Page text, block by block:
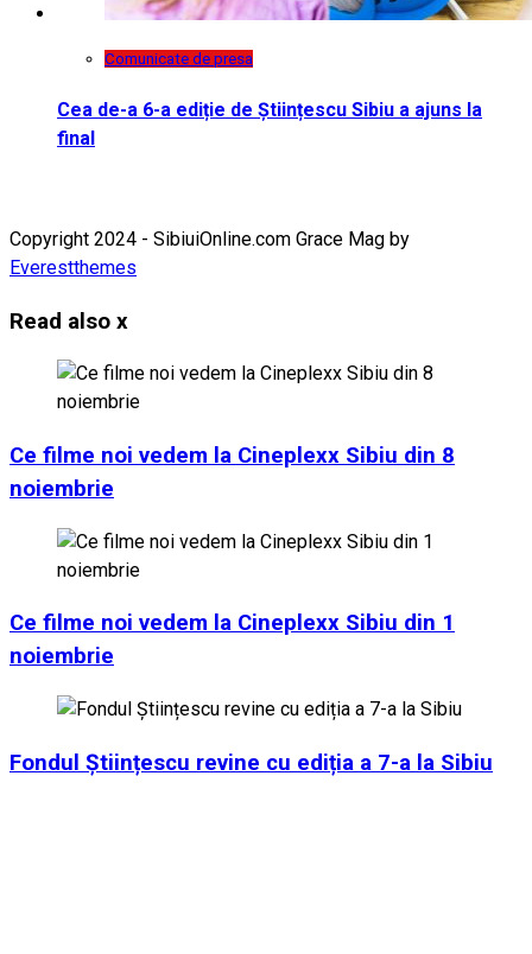
Comunicate de presa
Cea de-a 6-a ediție de Științescu Sibiu a ajuns la
final
Copyright 2024 - SibiuiOnline.com Grace Mag by
Everestthemes
Read also x
Ce filme noi vedem la Cineplexx Sibiu din 8
noiembrie
Ce filme noi vedem la Cineplexx Sibiu din 1
noiembrie
Fondul Științescu revine cu ediția a 7-a la Sibiu